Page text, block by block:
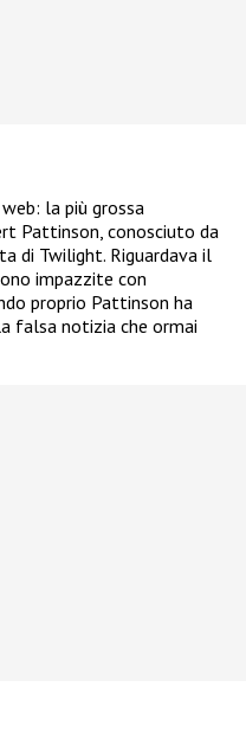
la più grossa
Pattinson, conosciuto da
di Twilight. Riguardava il
impazzite con
proprio Pattinson ha
falsa notizia che ormai